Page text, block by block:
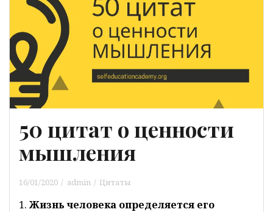
50 цитат о ценности
мышления
16/01/2020 admin Цитаты
1. Жизнь человека определяется его